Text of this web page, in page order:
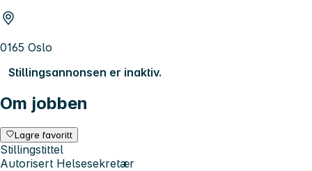
0165 Oslo
Stillingsannonsen er inaktiv.
Om jobben
Lagre favoritt
Stillingstittel
Autorisert Helsesekretær